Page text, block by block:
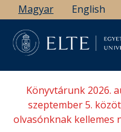
Ugrás
a
tartalomra
Magyar English
Könyvtárunk 2026.
szeptember 5.
olvasónknak kellemes